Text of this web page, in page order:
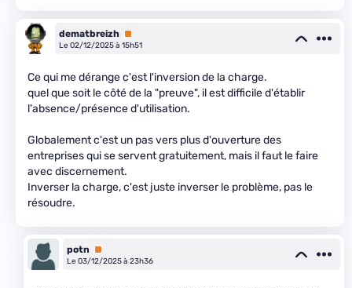
dematbreizh Premium
Le 02/12/2025 à 15h51
Ce qui me dérange c'est l'inversion de la charge.
quel que soit le côté de la "preuve", il est difficile d'établir
l'absence/présence d'utilisation.
Globalement c'est un pas vers plus d'ouverture des
entreprises qui se servent gratuitement, mais il faut le faire
avec discernement.
Inverser la charge, c'est juste inverser le problème, pas le
résoudre.
potn
Premium
Le 03/12/2025 à 23h36